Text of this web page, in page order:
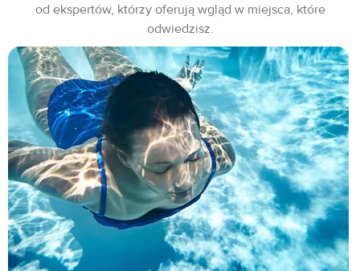
od ekspertów, którzy oferują wgląd w miejsca, które
odwiedzisz.